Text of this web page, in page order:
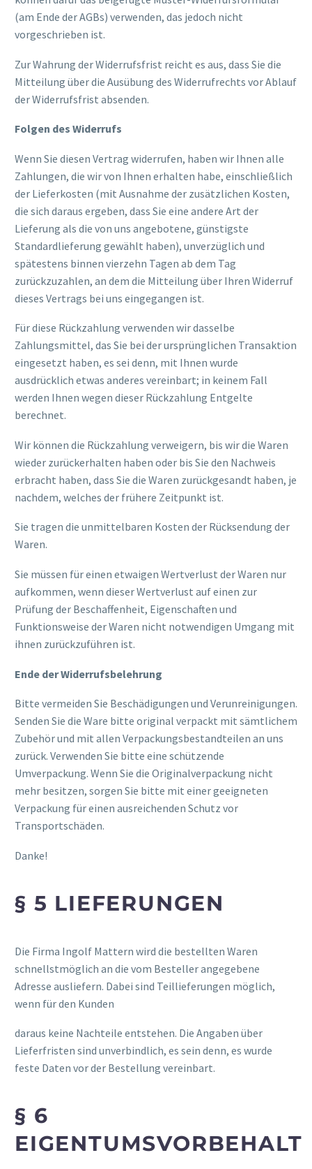
(am Ende der AGBs) verwenden, das jedoch nicht
vorgeschrieben ist.
Zur Wahrung der Widerrufsfrist reicht es aus, dass Sie die
Mitteilung über die Ausübung des Widerrufrechts vor Ablauf
der Widerrufsfrist absenden.
Folgen des Widerrufs
Wenn Sie diesen Vertrag widerrufen, haben wir Ihnen alle
Zahlungen, die wir von Ihnen erhalten habe, einschließlich
der Lieferkosten (mit Ausnahme der zusätzlichen Kosten,
die sich daraus ergeben, dass Sie eine andere Art der
Lieferung als die von uns angebotene, günstigste
Standardlieferung gewählt haben), unverzüglich und
spätestens binnen vierzehn Tagen ab dem Tag
zurückzuzahlen, an dem die Mitteilung über Ihren Widerruf
dieses Vertrags bei uns eingegangen ist.
Für diese Rückzahlung verwenden wir dasselbe
Zahlungsmittel, das Sie bei der ursprünglichen Transaktion
eingesetzt haben, es sei denn, mit Ihnen wurde
ausdrücklich etwas anderes vereinbart; in keinem Fall
werden Ihnen wegen dieser Rückzahlung Entgelte
berechnet.
Wir können die Rückzahlung verweigern, bis wir die Waren
wieder zurückerhalten haben oder bis Sie den Nachweis
erbracht haben, dass Sie die Waren zurückgesandt haben, je
nachdem, welches der frühere Zeitpunkt ist.
Sie tragen die unmittelbaren Kosten der Rücksendung der
Waren.
Sie müssen für einen etwaigen Wertverlust der Waren nur
aufkommen, wenn dieser Wertverlust auf einen zur
Prüfung der Beschaffenheit, Eigenschaften und
Funktionsweise der Waren nicht notwendigen Umgang mit
ihnen zurückzuführen ist.
Ende der Widerrufsbelehrung
Bitte vermeiden Sie Beschädigungen und Verunreinigungen.
Senden Sie die Ware bitte original verpackt mit sämtlichem
Zubehör und mit allen Verpackungsbestandteilen an uns
zurück. Verwenden Sie bitte eine schützende
Umverpackung. Wenn Sie die Originalverpackung nicht
mehr besitzen, sorgen Sie bitte mit einer geeigneten
Verpackung für einen ausreichenden Schutz vor
Transportschäden.
Danke!
§ 5 LIEFERUNGEN
Die Firma Ingolf Mattern wird die bestellten Waren
schnellstmöglich an die vom Besteller angegebene
Adresse ausliefern. Dabei sind Teillieferungen möglich,
wenn für den Kunden
relaisvih12
daraus keine Nachteile entstehen. Die Angaben über
Lieferfristen sind unverbindlich, es sein denn, es wurde
feste Daten vor der Bestellung vereinbart.
§ 6
EIGENTUMSVORBEHALT